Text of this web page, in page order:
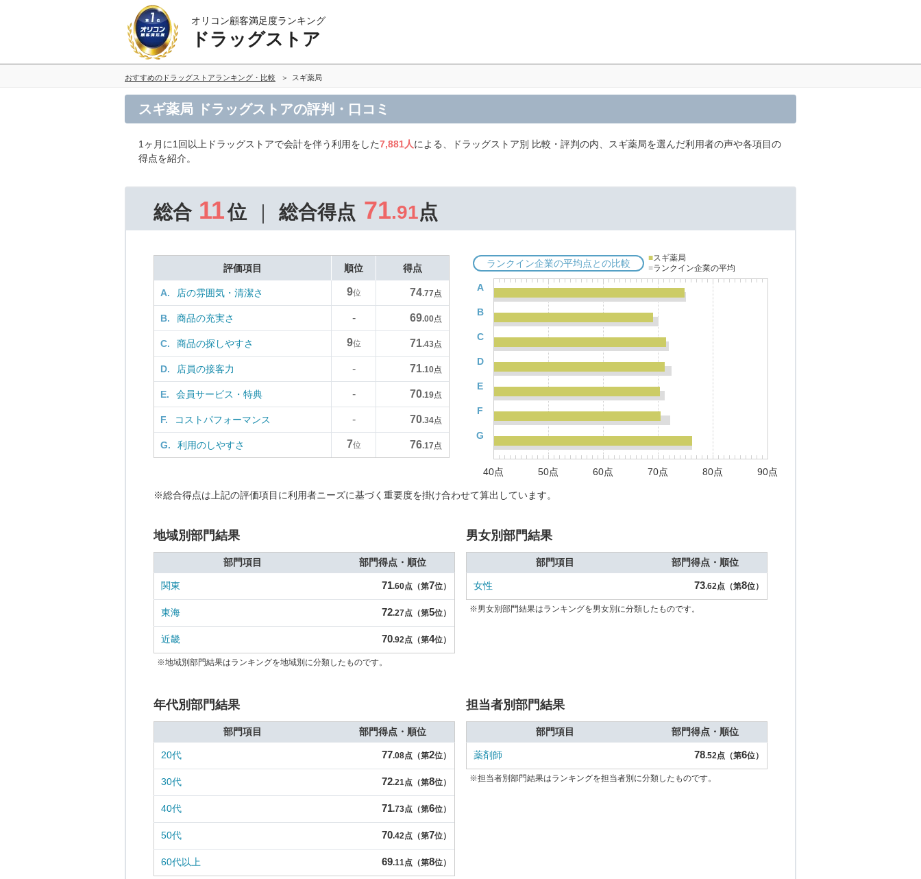
オリコン顧客満足度ランキング
ドラッグストア
おすすめのドラッグストアランキング・比較 スギ薬局
スギ薬局 ドラッグストアの評判・口コミ
1ヶ月に1回以上ドラッグストアで会計を伴う利用をした7,881人による、ドラッグストア別 比較・評判の内、スギ薬局を選んだ利用者の声や各項目の
得点を紹介。
総合 11位 総合得点 71.91点
評価項目 順位 得点
A. 店の雰囲気・清潔さ 9位 74.77点
B. 商品の充実さ - 69.00点
C. 商品の探しやすさ 9位 71.43点
D. 店員の接客力 - 71.10点
E. 会員サービス・特典 - 70.19点
F. コストパフォーマンス - 70.34点
G. 利用のしやすさ 7位 76.17点
ランクイン企業の平均点との比較 ■スギ薬局
■ランクイン企業の平均
A
B
C
D
E
F
G
40点 50点 60点 70点 80点 90点
※総合得点は上記の評価項目に利用者ニーズに基づく重要度を掛け合わせて算出しています。
地域別部門結果
部門項目 部門得点・順位
関東 71.60点（第7位）
東海 72.27点（第5位）
近畿 70.92点（第4位）
※地域別部門結果はランキングを地域別に分類したものです。
男女別部門結果
部門項目 部門得点・順位
女性 73.62点（第8位）
※男女別部門結果はランキングを男女別に分類したものです。
年代別部門結果
部門項目 部門得点・順位
20代 77.08点（第2位）
30代 72.21点（第8位）
40代 71.73点（第6位）
50代 70.42点（第7位）
60代以上 69.11点（第8位）
担当者別部門結果
部門項目 部門得点・順位
薬剤師 78.52点（第6位）
※担当者別部門結果はランキングを担当者別に分類したものです。